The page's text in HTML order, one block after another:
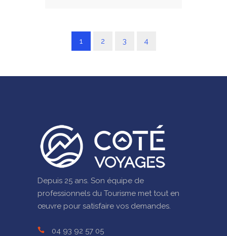
1 2 3 4
Depuis 25 ans. Son équipe de
professionnels du Tourisme met tout en
œuvre pour satisfaire vos demandes.
04 93 92 57 05